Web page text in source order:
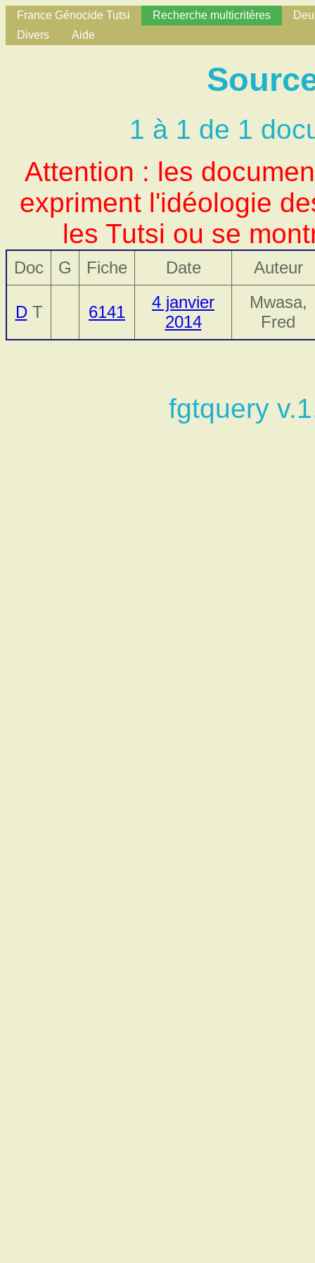
France Génocide Tutsi Recherche multicritères
Divers
Aide
1 à 1 de 1
Attention : les
expriment l'idéologie
les Tutsi ou se
Doc G Fiche Date Auteur
DT 6141
4 janvier
2014
Mwasa,
Fred
fgtquery